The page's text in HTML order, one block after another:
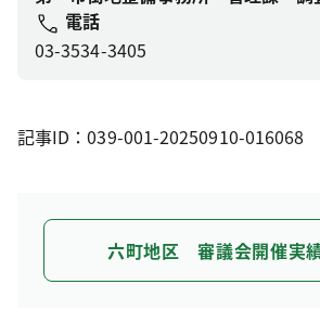
電話
03-3534-3405
記事ID：039-001-20250910-016068
六町地区 審議会開催実